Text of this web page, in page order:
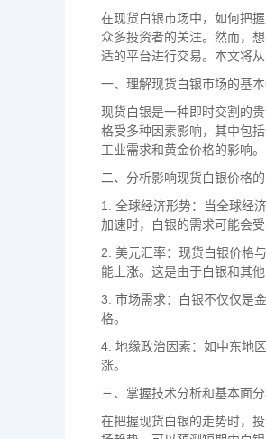
在现货白银市场中，如何把
众多投资者的关注。然而，
适的平台进行交易。本文将
一、理解现货白银市场的基
现货白银是一种即时交割的
格受多种因素影响，其中包
工业需求和黄金价格的影响
二、分析影响现货白银价格
1. 全球经济形势：当全球经
加速时，白银的需求可能会
2. 美元汇率：现货白银价格
能上涨。这是由于白银和其
3. 市场需求：白银不仅仅是
格。
4. 地缘政治因素：如中东地
涨。
三、掌握技术分析和基本面
在把握现货白银的走势时，